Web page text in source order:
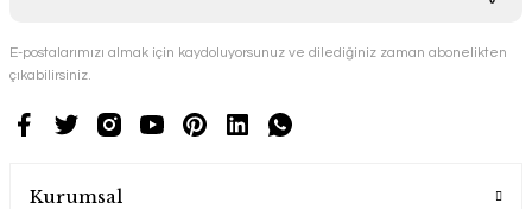
E-postalarımızı almak için kaydoluyorsunuz ve dilediğiniz zaman abonelikten
çıkabilirsiniz.
Kurumsal